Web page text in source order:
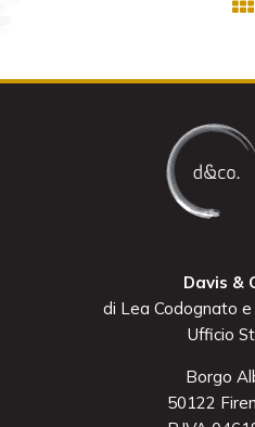
Davis &
di Lea Codognato
Ufficio
Borgo
50122